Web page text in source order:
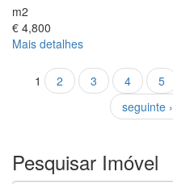
m2
€ 4,800
Mais detalhes
Páginas
1 2 3 4 5
seguinte ›
Pesquisar Imóvel